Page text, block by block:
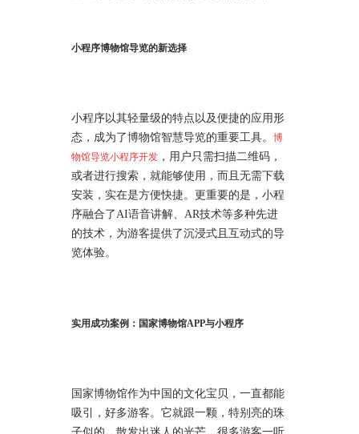
小程序博物馆导览的新选择
小程序以其轻量级的特点以及便捷的应用形
态，成为了博物馆智慧导览的重要工具。 博
物馆导览小程序开发 ，用户只需扫描二维码，
或者进行搜索，就能够使用，而且无需下载
安装，实在是方便快捷。更重要的是，小程
序融合了AI语音讲解、AR技术等多种先进
的技术，为游客提供了沉浸式且互动式的导
览体验。
实用成功案例：国家博物馆APP与小程序
国家博物馆作为中国的文化宝贝，一直都能
吸引，好多游客。它就跟一颗，特别亮的珠